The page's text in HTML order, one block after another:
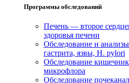
Программы обследований
Печень — второе сердце
здоровья печени
Обследование и
гастрита, язвы, H. pylori
Обследование
микрофлора
Обследование почек